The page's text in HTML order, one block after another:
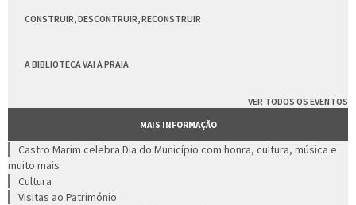
CONSTRUIR, DESCONTRUIR, RECONSTRUIR
A BIBLIOTECA VAI À PRAIA
VER TODOS OS EVENTOS
MAIS INFORMAÇÃO
Castro Marim celebra Dia do Município com honra, cultura, música e
muito mais
Cultura
Visitas ao Património